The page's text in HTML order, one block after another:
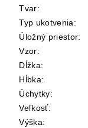
Tvar:
Typ ukotvenia:
Úložný priestor:
Vzor:
Dĺžka:
Hĺbka:
Úchytky:
Veľkosť:
Výška: